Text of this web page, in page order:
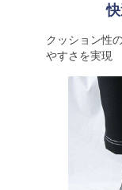
クッション性
やすさを実現